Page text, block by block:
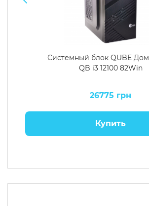
Системный блок QUBE
QB i3 12100 82Win
26775 грн
Купить